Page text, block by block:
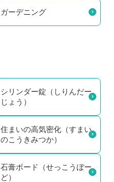
ガーデニング
シリンダー錠（しりんだー
じょう）
住まいの高気密化（すまい
のこうきみつか）
石膏ボード（せっこうぼー
ど）